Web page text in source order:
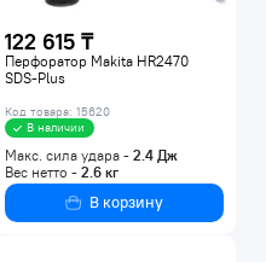
122 615 ₸
Перфоратор Makita HR2470
SDS-Plus
Код товара: 15620
В наличии
Макс. сила удара - 2.4Дж
Вес нетто - 2.6кг
В корзину